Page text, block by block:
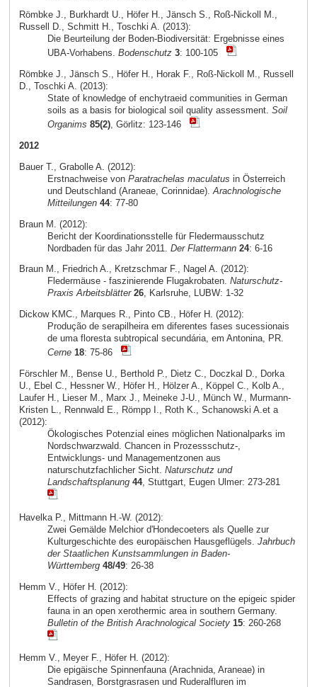
Römbke J., Burkhardt U., Höfer H., Jänsch S., Roß-Nickoll M.,
Russell D., Schmitt H., Toschki A. (2013):
Die Beurteilung der Boden-Biodiversität: Ergebnisse eines
UBA-Vorhabens. Bodenschutz 3: 100-105
Römbke J., Jänsch S., Höfer H., Horak F., Roß-Nickoll M., Russell
D., Toschki A. (2013):
State of knowledge of enchytraeid communities in German
soils as a basis for biological soil quality assessment. Soil
Organims 85(2), Görlitz: 123-146
2012
Bauer T., Grabolle A. (2012):
Erstnachweise von Paratrachelas maculatus in Österreich
und Deutschland (Araneae, Corinnidae). Arachnologische
Mitteilungen 44: 77-80
Braun M. (2012):
Bericht der Koordinationsstelle für Fledermausschutz
Nordbaden für das Jahr 2011. Der Flattermann 24: 6-16
Braun M., Friedrich A., Kretzschmar F., Nagel A. (2012):
Fledermäuse - faszinierende Flugakrobaten. Naturschutz-
Praxis Arbeitsblätter 26, Karlsruhe, LUBW: 1-32
Dickow KMC., Marques R., Pinto CB., Höfer H. (2012):
Produção de serapilheira em diferentes fases sucessionais
de uma floresta subtropical secundária, em Antonina, PR.
Cerne 18: 75-86
Förschler M., Bense U., Berthold P., Dietz C., Doczkal D., Dorka
U., Ebel C., Hessner W., Höfer H., Hölzer A., Köppel C., Kolb A.,
Laufer H., Lieser M., Marx J., Meineke J-U., Münch W., Murmann-
Kristen L., Rennwald E., Römpp I., Roth K., Schanowski A.et a
(2012):
Ökologisches Potenzial eines möglichen Nationalparks im
Nordschwarzwald. Chancen in Prozessschutz-,
Entwicklungs- und Managementzonen aus
naturschutzfachlicher Sicht. Naturschutz und
Landschaftsplanung 44, Stuttgart, Eugen Ulmer: 273-281
Havelka P., Mittmann H.-W. (2012):
Zwei Gemälde Melchior d'Hondecoeters als Quelle zur
Kulturgeschichte des europäischen Hausgeflügels. Jahrbuch
der Staatlichen Kunstsammlungen in Baden-
Württemberg 48/49: 26-38
Hemm V., Höfer H. (2012):
Effects of grazing and habitat structure on the epigeic spider
fauna in an open xerothermic area in southern Germany.
Bulletin of the British Arachnological Society 15: 260-268
Hemm V., Meyer F., Höfer H. (2012):
Die epigäische Spinnenfauna (Arachnida, Araneae) in
Sandrasen, Borstgrasrasen und Ruderalfluren im